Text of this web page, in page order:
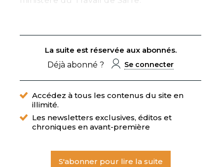
La suite est réservée aux abonnés.
Déjà abonné ?
Se connecter
Accédez à tous les contenus du site en
illimité.
Les newsletters exclusives, éditos et
chroniques en avant-première
S'abonner pour lire la suite